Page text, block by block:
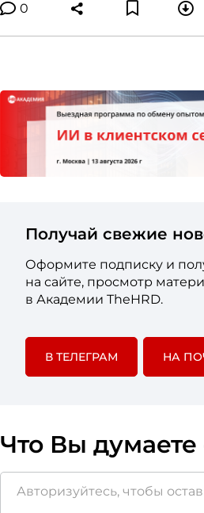
0
Получай свежие
Оформите подписку и
на сайте, просмотр
в Академии TheHRD.
В ТЕЛЕГРАМ НА
Что Вы думаете